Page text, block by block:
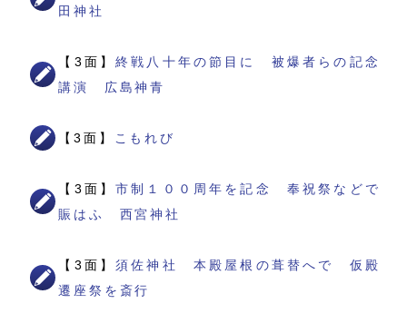
田神社
【3面】終戦八十年の節目に 被爆者らの記念
講演 広島神青
【3面】 こもれび
【3面】市制１００周年を記念 奉祝祭などで
賑はふ 西宮神社
【3面】須佐神社 本殿屋根の葺替へで 仮殿
遷座祭を斎行